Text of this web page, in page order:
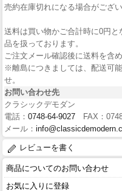
売約在庫切れになる場合がござ
送料は買い物かご合計時に0円
品を扱っております。
ご注文メール確認後に送料を含
※離島につきましては、配送可
せ。
お問い合わせ先
クラシックデモダン
電話： 0748-64-9027 FAX：
メール：
レビューを書く
商品についてのお問い合わせ
お気に入りに登録